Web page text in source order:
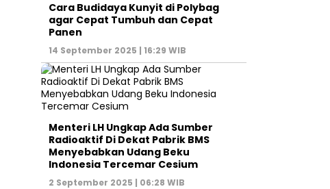
Cara Budidaya Kunyit di Polybag
agar Cepat Tumbuh dan Cepat
Panen
14 September 2025 | 16:29 WIB
Menteri LH Ungkap Ada Sumber
Radioaktif Di Dekat Pabrik BMS
Menyebabkan Udang Beku
Indonesia Tercemar Cesium
2 September 2025 | 06:28 WIB